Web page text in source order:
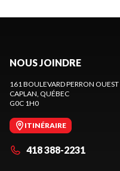
NOUS JOINDRE
161 BOULEVARD PERRON OUEST
CAPLAN, QUÉBEC
G0C 1H0
ITINÉRAIRE
418 388-2231